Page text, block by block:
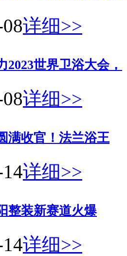
详细>>
2023世界卫浴大会，
详细>>
满收官！法兰浴王
详细>>
整装新赛道火爆
详细>>